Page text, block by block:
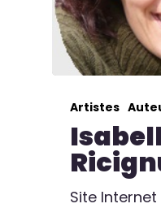
Artistes
Site